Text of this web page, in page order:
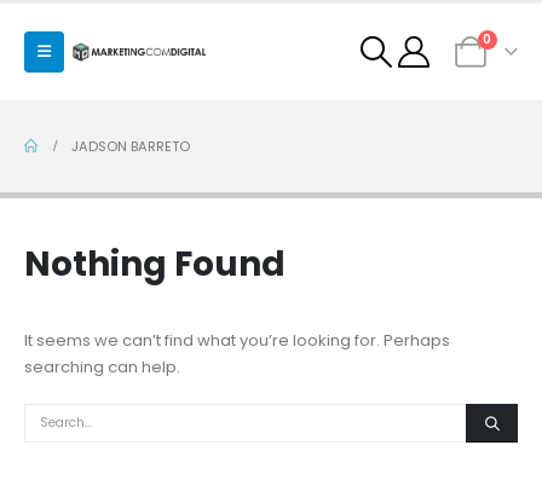
0
JADSON BARRETO
Nothing Found
It seems we can’t find what you’re looking for. Perhaps
searching can help.